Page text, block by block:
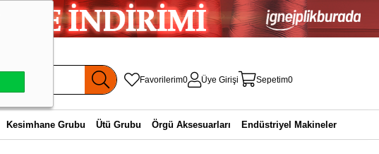
Favorilerim0 Üye Girişi Sepetim0
Kesimhane Grubu Ütü Grubu Örgü Aksesuarları Endüstriyel Makineler